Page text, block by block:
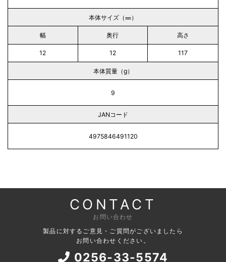
本体サイズ（㎜）
幅 奥行 高さ
12 12 117
本体質量（g）
9
JANコード
4975846491120
CONTACT
お問い合わせ
製品に対するご意見・ご質問がございましたら
お問い合わせください。
0256-33-5574